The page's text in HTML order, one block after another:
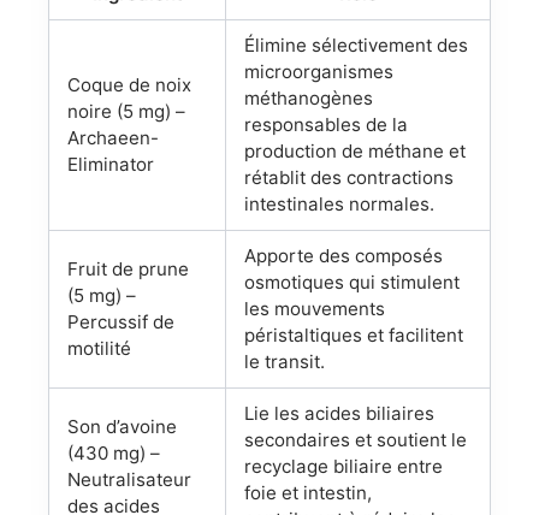
Coque de noix
noire (5 mg) –
Archaeen-
Eliminator
Élimine sélectivement des
microorganismes
méthanogènes
responsables de la
production de méthane et
rétablit des contractions
intestinales normales.
Fruit de prune
(5 mg) –
Percussif de
motilité
Apporte des composés
osmotiques qui stimulent
les mouvements
péristaltiques et facilitent
le transit.
Son d’avoine
(430 mg) –
Neutralisateur
des acides
Lie les acides biliaires
secondaires et soutient le
recyclage biliaire entre
foie et intestin,